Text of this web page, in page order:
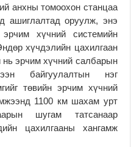
анхны томоохон станцаа
ашиглалтад оруулж, энэ
хүчний системийн
хүчдэлийн цахилгаан
эрчим хүчний салбарын
байгуулалтын нэг
төвийн эрчим хүчний
1100 км шахам урт
шугам татсанаар
цахилгааны хангамж